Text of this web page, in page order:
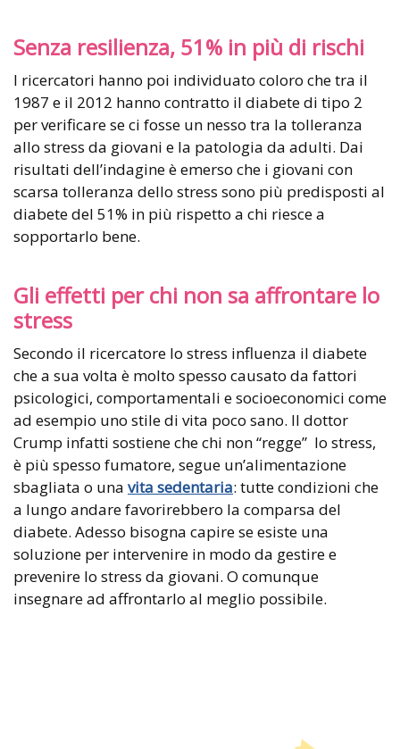
Senza resilienza, 51% in più di rischi
I ricercatori hanno poi individuato coloro che tra il
1987 e il 2012 hanno contratto il diabete di tipo 2
per verificare se ci fosse un nesso tra la tolleranza
allo stress da giovani e la patologia da adulti. Dai
risultati dell’indagine è emerso che i giovani con
scarsa tolleranza dello stress sono più predisposti al
diabete del 51% in più rispetto a chi riesce a
sopportarlo bene.
Gli effetti per chi non sa affrontare lo
stress
Secondo il ricercatore lo stress influenza il diabete
che a sua volta è molto spesso causato da fattori
psicologici, comportamentali e socioeconomici come
ad esempio uno stile di vita poco sano. Il dottor
Crump infatti sostiene che chi non “regge” lo stress,
è più spesso fumatore, segue un’alimentazione
sbagliata o una vita sedentaria: tutte condizioni che
a lungo andare favorirebbero la comparsa del
diabete. Adesso bisogna capire se esiste una
soluzione per intervenire in modo da gestire e
prevenire lo stress da giovani. O comunque
insegnare ad affrontarlo al meglio possibile.